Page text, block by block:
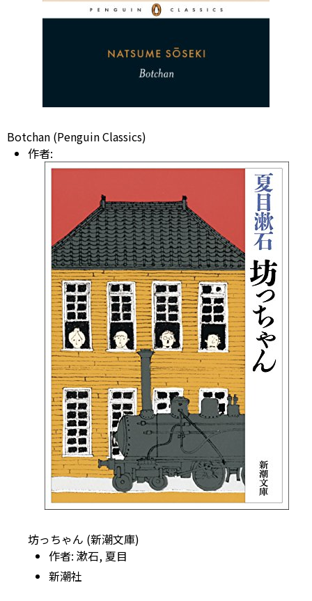
Botchan (Penguin Classics)
作者:
坊っちゃん (新潮文庫)
作者: 漱石, 夏目
新潮社